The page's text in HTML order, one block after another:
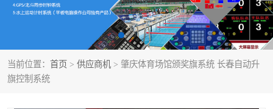
当前位置： 首页 > 供应商机 > 肇庆体育场馆颁奖旗系统 长春自动升
旗控制系统
智能颁奖旗系统 GPS同步时钟系统
计时计分及成绩处理系统 计时记分系统
体育场馆影像采集回放系 游泳馆水下摄影采集救生